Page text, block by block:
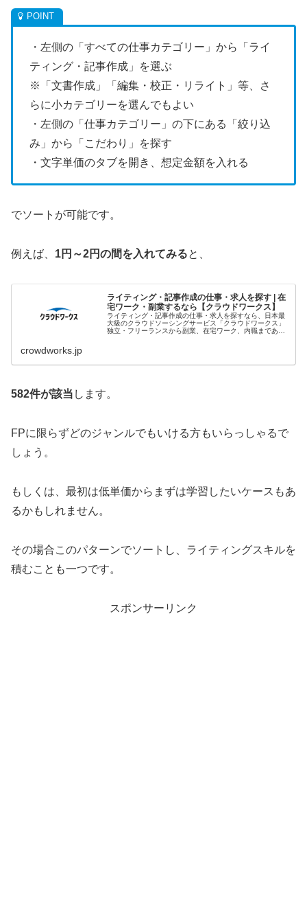
・左側の「すべての仕事カテゴリー」から「ライ
ティング・記事作成」を選ぶ
※「文書作成」「編集・校正・リライト」等、さ
らに小カテゴリーを選んでもよい
・左側の「仕事カテゴリー」の下にある「絞り込
み」から「こだわり」を探す
・文字単価のタブを開き、想定金額を入れる
でソートが可能です。
例えば、 1円～2円の間を入れてみると、
ライティング・記事作成の仕事・求人を探す | 在
宅ワーク・副業するなら【クラウドワークス】
ライティング・記事作成の仕事・求人を探すなら、日本最
大級のクラウドソーシングサービス「クラウドワークス」
独立・フリーランスから副業、在宅ワーク、内職まであな
crowdworks.jp
582件が該当 します。
FPに限らずどのジャンルでもいける方もいらっしゃるで
しょう。
もしくは、最初は低単価からまずは学習したいケースもあ
るかもしれません。
その場合このパターンでソートし、ライティングスキルを
積むことも一つです。
スポンサーリンク